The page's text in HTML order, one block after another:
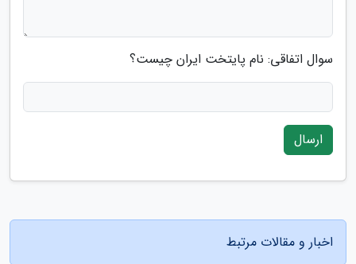
سوال اتفاقی: نام پایتخت ایران چیست؟
ارسال
اخبار و مقالات مرتبط